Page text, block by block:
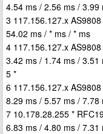
4.54 ms / 2.56 ms / 3.99
3 117.156.127.x
54.02 ms / * ms / * ms
4 117.156.127.x
3.42 ms / 1.74 ms / 3.51
5 *
6 117.156.127.x
8.29 ms / 5.57 ms / 7.78
7 10.178.28.255 *
6.83 ms / 4.80 ms / 7.31